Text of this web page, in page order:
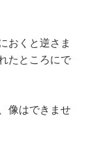
おくと逆さま
たところにで
像はできませ